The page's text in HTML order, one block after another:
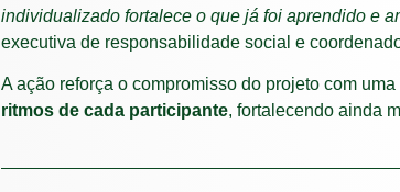
individualizado fortalece o que já foi aprendido e
executiva de responsabilidade social e
A ação reforça o compromisso do projeto com uma
ritmos de cada participante, fortalecendo ainda